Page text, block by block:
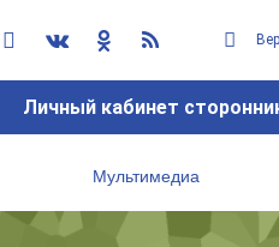
Личный кабинет
Мультимедиа